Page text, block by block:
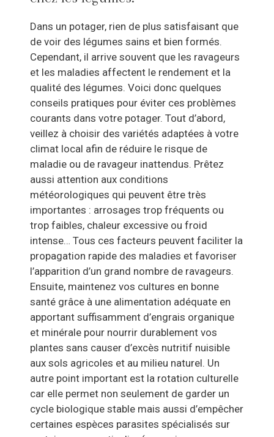
Dans un potager, rien de plus satisfaisant que
de voir des légumes sains et bien formés.
Cependant, il arrive souvent que les ravageurs
et les maladies affectent le rendement et la
qualité des légumes. Voici donc quelques
conseils pratiques pour éviter ces problèmes
courants dans votre potager. Tout d’abord,
veillez à choisir des variétés adaptées à votre
climat local afin de réduire le risque de
maladie ou de ravageur inattendus. Prêtez
aussi attention aux conditions
météorologiques qui peuvent être très
importantes : arrosages trop fréquents ou
trop faibles, chaleur excessive ou froid
intense… Tous ces facteurs peuvent faciliter la
propagation rapide des maladies et favoriser
l’apparition d’un grand nombre de ravageurs.
Ensuite, maintenez vos cultures en bonne
santé grâce à une alimentation adéquate en
apportant suffisamment d’engrais organique
et minérale pour nourrir durablement vos
plantes sans causer d’excès nutritif nuisible
aux sols agricoles et au milieu naturel. Un
autre point important est la rotation culturelle
car elle permet non seulement de garder un
cycle biologique stable mais aussi d’empêcher
certaines espèces parasites spécialisés sur